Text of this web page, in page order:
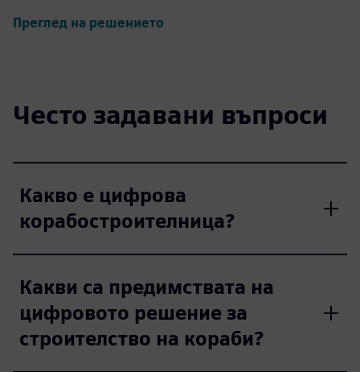
Преглед на решението
Често задавани въпроси
Какво е цифрова
корабостроителница?
Какви са предимствата на
цифровото решение за
строителство на кораби?